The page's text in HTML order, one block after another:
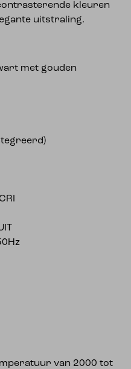
kleuren
uitstraling.
met gouden
van 2000 tot